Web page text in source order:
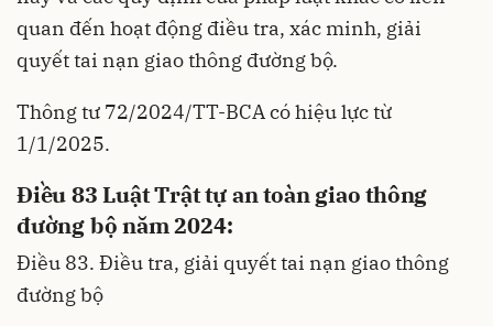
quan đến hoạt động điều tra, xác minh, giải
quyết tai nạn giao thông đường bộ.
Thông tư 72/2024/TT-BCA có hiệu lực từ
1/1/2025.
Điều 83 Luật Trật tự an toàn giao thông
đường bộ năm 2024:
Điều 83. Điều tra, giải quyết tai nạn giao thông
đường bộ